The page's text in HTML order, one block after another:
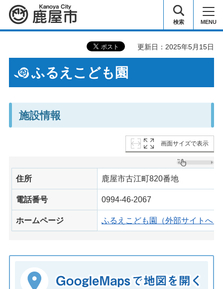
鹿屋市 検索 MENU
更新日：2025年5月15日
ふるえこども園
施設情報
画面サイズで表示
住所 鹿屋市古江町820番地
電話番号 0994-46-2067
ホームページ ふるえこども園（外部サイトへリ